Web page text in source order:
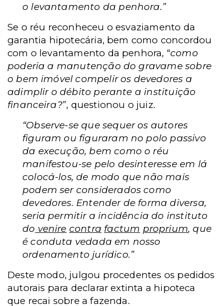
o levantamento da penhora.”
Se o réu reconheceu o esvaziamento da
garantia hipotecária, bem como concordou
com o levantamento da penhora, “como
poderia a manutenção do gravame sobre
o bem imóvel compelir os devedores a
adimplir o débito perante a instituição
financeira?”, questionou o juiz.
“Observe-se que sequer os autores
figuram ou figuraram no polo passivo
da execução, bem como o réu
manifestou-se pelo desinteresse em lá
colocá-los, de modo que não mais
podem ser considerados como
devedores. Entender de forma diversa,
seria permitir a incidência do instituto
do venire contra factum proprium, que
é conduta vedada em nosso
ordenamento jurídico.”
Deste modo, julgou procedentes os pedidos
autorais para declarar extinta a hipoteca
que recai sobre a fazenda.